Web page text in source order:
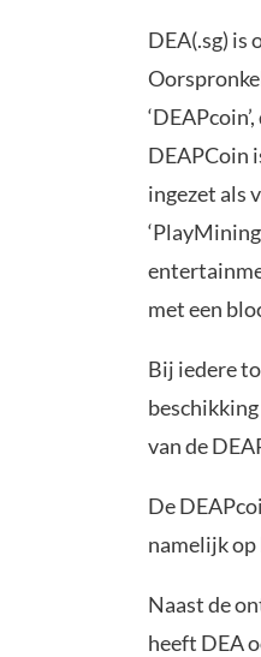
DEA(.sg) is
DEAPCoin
ingezet als
met een
Bij iedere
van de
De
namelijk
Naast de
heeft DEA